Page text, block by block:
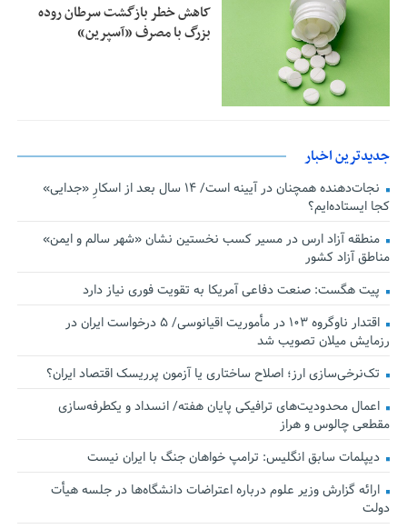
کاهش خطر بازگشت سرطان روده
بزرگ با مصرف «آسپرین»
جدیدترین اخبار
نجات‌دهنده‌ همچنان در آیینه است/ ۱۴ سال بعد از اسکارِ «جدایی»
کجا ایستاده‌ایم؟
منطقه آزاد ارس در مسیر کسب نخستین نشان «شهر سالم و ایمن»
مناطق آزاد کشور
پیت هگست: صنعت دفاعی آمریکا به تقویت فوری نیاز دارد
اقتدار ناوگروه ۱۰۳ در مأموریت‌ اقیانوسی/ ۵ درخواست ایران در
رزمایش میلان تصویب شد
تک‌نرخی‌سازی ارز؛ اصلاح ساختاری یا آزمون پرریسک اقتصاد ایران؟
اعمال محدودیت‌های ترافیکی پایان هفته/ انسداد و یکطرفه‌سازی
مقطعی چالوس و هراز
دیپلمات سابق انگلیس:‌ ترامپ خواهان جنگ با ایران نیست
ارائه گزارش وزیر علوم درباره اعتراضات دانشگاه‌ها در جلسه هیأت
دولت